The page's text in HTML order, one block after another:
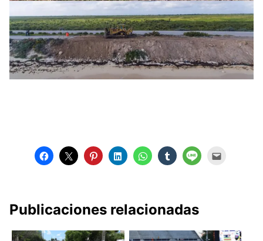
Publicaciones relacionadas